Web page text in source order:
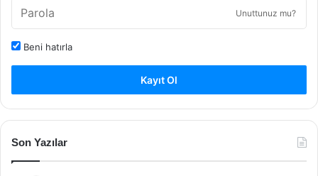
Unuttunuz mu?
Beni hatırla
Kayıt Ol
Son Yazılar